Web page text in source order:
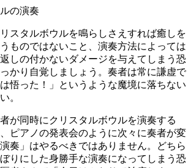
スタルボウルを鳴らしさえすれば癒しを
ものではないこと、演奏方法によっては
しの付かないダメージを与えてしまう恐
かり自覚しましょう。奏者は常に謙虚で
悟った！」というような魔境に落ちない
。
が同時にクリスタルボウルを演奏する
、ピアノの発表会のように次々に奏者が変
奏」はやるべきではありません。どちら
りにした身勝手な演奏になってしまう恐